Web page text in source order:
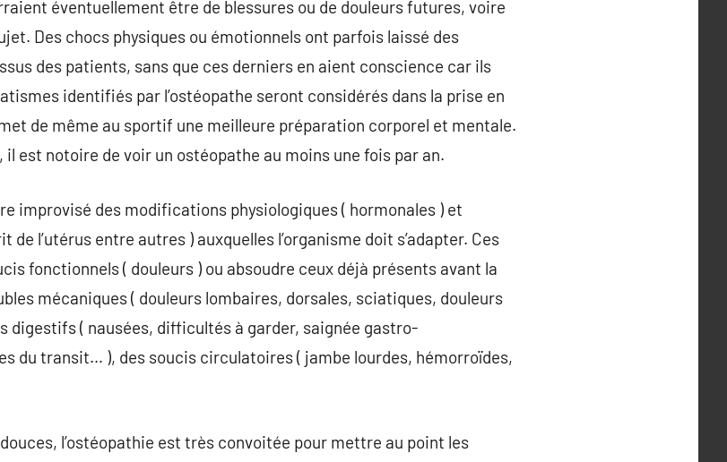
éventuellement être de blessures ou de douleurs futures, voire
Des chocs physiques ou émotionnels ont parfois laissé des
des patients, sans que ces derniers en aient conscience car ils
identifiés par l’ostéopathe seront considérés dans la prise en
de même au sportif une meilleure préparation corporel et mentale.
est notoire de voir un ostéopathe au moins une fois par an.
improvisé des modifications physiologiques ( hormonales ) et
l’utérus entre autres ) auxquelles l’organisme doit s’adapter. Ces
fonctionnels ( douleurs ) ou absoudre ceux déjà présents avant la
mécaniques ( douleurs lombaires, dorsales, sciatiques, douleurs
digestifs ( nausées, difficultés à garder, saignée gastro-
du transit… ), des soucis circulatoires ( jambe lourdes, hémorroïdes,
l’ostéopathie est très convoitée pour mettre au point les